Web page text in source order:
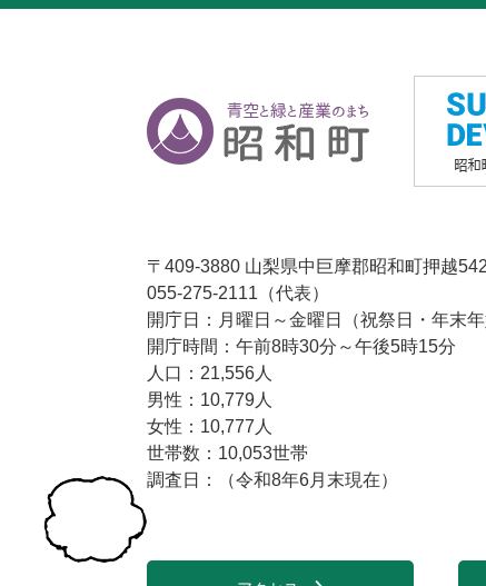
〒409-3880 山梨県中巨摩郡昭和町押越
055-275-2111（代表）
開庁日：月曜日～金曜日（祝祭日・年末
開庁時間：午前8時30分～午後5時15分
人口：21,556人
男性：10,779人
女性：10,777人
世帯数：10,053世帯
調査日：（令和8年6月末現在）